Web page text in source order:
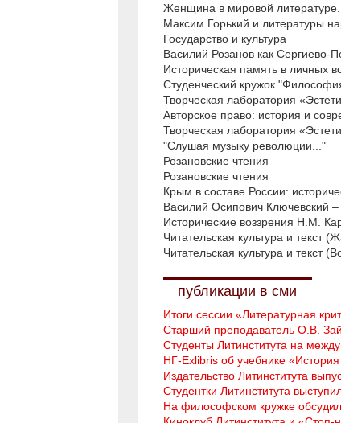
Женщина в мировой
Максим Горький и литературы
Государство и культура
Василий Розанов как Сергиево-
Историческая память в личных
Студенческий кружок
Творческая лаборатория
Авторское право: история и
Творческая лаборатория
"Слушая музыку революции..."
Розановские чтения
Розановские чтения
Крым в составе России:
Василий Осипович Ключевский
Исторические воззрения Н.М.
Читательская культура и текст
Читательская культура и текст
публикации в сми
Итоги сессии «Литературная
Старший преподаватель О.В.
Студенты Литинститута на
НГ-Exlibris об учебнике
Издательство Литинститута
Студентки Литинститута
На философском кружке